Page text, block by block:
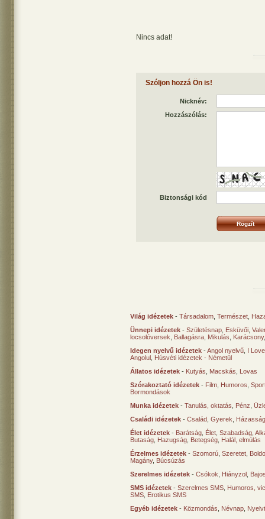
Nincs adat!
Szóljon hozzá Ön is!
Nicknév:
Hozzászólás:
Biztonsági kód
Világ idézetek - Társadalom Természet
Ünnepi idézetek - Születésnap Esküvői
locsolóversek
Ballagásra Mikulás Karácsony
Idegen nyelvű idézetek -Angol nyelvű I
Angolul Húsvéti idézetek - Németül
Állatos idézetek - Kutyás Macskás
Lovas
Szórakoztató idézetek - Film Humoros
Bormondások
Munka idézetek - Tanulás, oktatás Pénz
Családi idézetek - Család Gyerek
Élet idézetek - Barátság Élet Szabadság
Butaság Hazugság Betegség Halál, elmúlás
Érzelmes idézetek - Szomorú Szeretet
Magány, Búcsúzás
Szerelmes idézetek - Csókok Hiányzol
SMS idézetek - Szerelmes SMS Humoros,
SMS Erotikus SMS
Egyéb idézetek - Közmondás Névnap